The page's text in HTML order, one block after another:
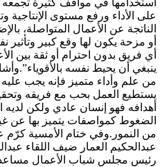
استخدامها في مواقف كثيرة
على الأداء ورفع مستوى
الناتجة عن الأعمال المتواصلة،
أو مزحة يكون لها وقع كبير وتأثير
أي فريق بدون احترام أو ثقة بين
ينبغي أن يحيط نفسه
من علم وأداء متميز فإنه يجب
يستطيع العمل بحب مع فريقه
أهدافه فهو إنسان عادي ولكن
الضغوط كمواصفات يتميز بها عن
من النمور.وفي ختام الأمسية
عبدالحكيم العمار ضيف اللقاء
رئيس مجلس شباب الأعمال مساعد